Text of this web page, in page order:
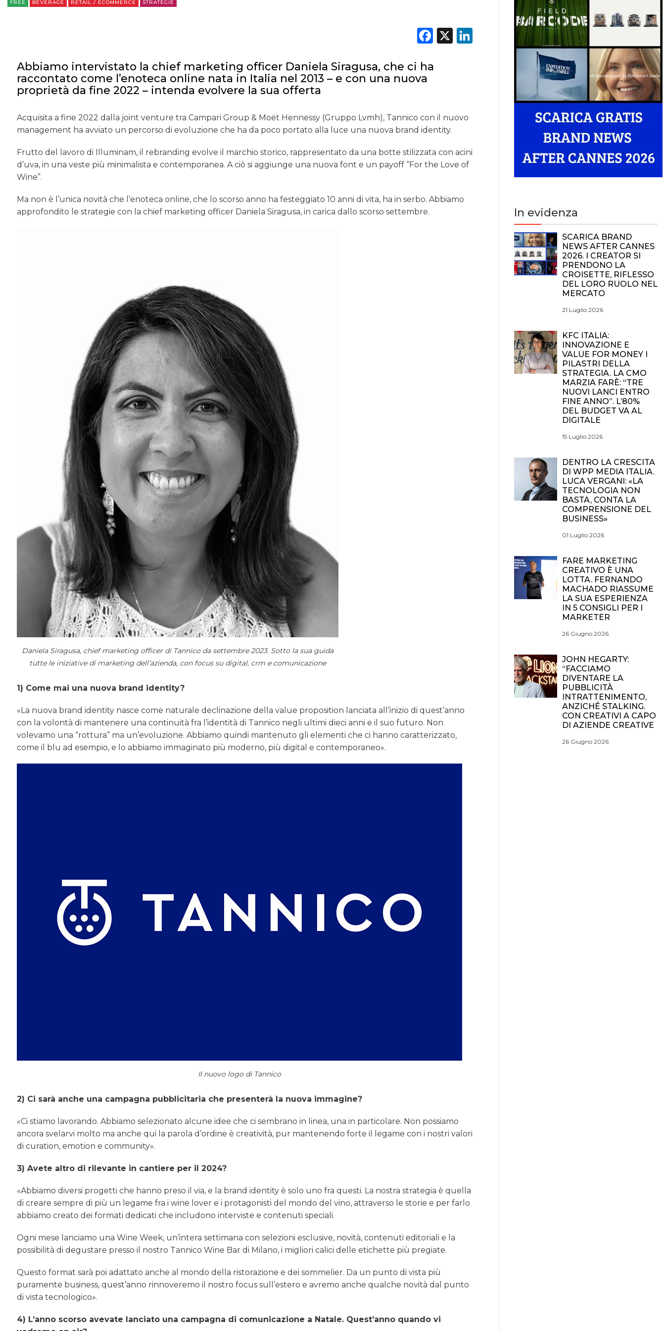
FREE BEVERAGE RETAIL / ECOMMERCE STRATEGIE
Facebook
X LinkedIn
Abbiamo intervistato la chief marketing officer Daniela Siragusa, che ci ha
raccontato come l’enoteca online nata in Italia nel 2013 – e con una nuova
proprietà da fine 2022 – intenda evolvere la sua offerta
Acquisita a fine 2022 dalla joint venture tra Campari Group & Moët Hennessy (Gruppo Lvmh), Tannico con il nuovo
management ha avviato un percorso di evoluzione che ha da poco portato alla luce una nuova brand identity.
Frutto del lavoro di Illuminam, il rebranding evolve il marchio storico, rappresentato da una botte stilizzata con acini
d’uva, in una veste più minimalista e contemporanea. A ciò si aggiunge una nuova font e un payoff “For the Love of
Wine”.
Ma non è l’unica novità che l’enoteca online, che lo scorso anno ha festeggiato 10 anni di vita, ha in serbo. Abbiamo
approfondito le strategie con la chief marketing officer Daniela Siragusa, in carica dallo scorso settembre.
Daniela Siragusa, chief marketing officer di Tannico da settembre 2023. Sotto la sua guida
tutte le iniziative di marketing dell’azienda, con focus su digital, crm e comunicazione
1) Come mai una nuova brand identity?
«La nuova brand identity nasce come naturale declinazione della value proposition lanciata all’inizio di quest’anno
con la volontà di mantenere una continuità fra l’identità di Tannico negli ultimi dieci anni e il suo futuro. Non
volevamo una “rottura” ma un’evoluzione. Abbiamo quindi mantenuto gli elementi che ci hanno caratterizzato,
come il blu ad esempio, e lo abbiamo immaginato più moderno, più digital e contemporaneo».
Il nuovo logo di Tannico
2) Ci sarà anche una campagna pubblicitaria che presenterà la nuova immagine?
«Ci stiamo lavorando. Abbiamo selezionato alcune idee che ci sembrano in linea, una in particolare. Non possiamo
ancora svelarvi molto ma anche qui la parola d’ordine è creatività, pur mantenendo forte il legame con i nostri valori
di curation, emotion e community».
3) Avete altro di rilevante in cantiere per il 2024?
«Abbiamo diversi progetti che hanno preso il via, e la brand identity è solo uno fra questi. La nostra strategia è quella
di creare sempre di più un legame fra i wine lover e i protagonisti del mondo del vino, attraverso le storie e per farlo
abbiamo creato dei formati dedicati che includono interviste e contenuti speciali.
Ogni mese lanciamo una Wine Week, un’intera settimana con selezioni esclusive, novità, contenuti editoriali e la
possibilità di degustare presso il nostro Tannico Wine Bar di Milano, i migliori calici delle etichette più pregiate.
Questo format sarà poi adattato anche al mondo della ristorazione e dei sommelier. Da un punto di vista più
puramente business, quest’anno rinnoveremo il nostro focus sull’estero e avremo anche qualche novità dal punto
di vista tecnologico».
4) L’anno scorso avevate lanciato una campagna di comunicazione a Natale. Quest’anno quando vi
In evidenza
SCARICA BRAND
NEWS AFTER CANNES
2026. I CREATOR SI
PRENDONO LA
CROISETTE, RIFLESSO
DEL LORO RUOLO NEL
MERCATO
21 Luglio 2026
KFC ITALIA:
INNOVAZIONE E
VALUE FOR MONEY I
PILASTRI DELLA
STRATEGIA. LA CMO
MARZIA FARÈ: “TRE
NUOVI LANCI ENTRO
FINE ANNO”. L’80%
DEL BUDGET VA AL
DIGITALE
15 Luglio 2026
DENTRO LA CRESCITA
DI WPP MEDIA ITALIA.
LUCA VERGANI: «LA
TECNOLOGIA NON
BASTA, CONTA LA
COMPRENSIONE DEL
BUSINESS»
01 Luglio 2026
FARE MARKETING
CREATIVO È UNA
LOTTA. FERNANDO
MACHADO RIASSUME
LA SUA ESPERIENZA
IN 5 CONSIGLI PER I
MARKETER
26 Giugno 2026
JOHN HEGARTY:
“FACCIAMO
DIVENTARE LA
PUBBLICITÀ
INTRATTENIMENTO,
ANZICHÉ STALKING.
CON CREATIVI A CAPO
DI AZIENDE CREATIVE
26 Giugno 2026